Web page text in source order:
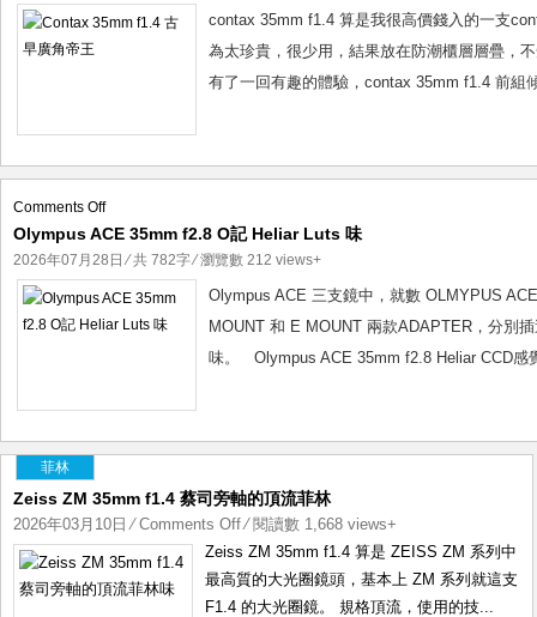
f1.4
王
contax 35mm f1.4 算是我很高價錢入的一支
為太珍貴，很少用，結果放在防潮櫃層層疊，
有了一回有趣的體驗，contax 35mm f1.4 前組
Comments Offon
Olympus
ACE
35mm
味
Olympus ACE 35mm f2.8 O記 Heliar Luts 味
2026年07月28日 ⁄ 共 782字 ⁄ 瀏覽數 212 views+
Olympus ACE 三支鏡中，就數 OLMYPUS
MOUNT 和 E MOUNT 兩款ADAPTER，分別
味。 Olympus ACE 35mm f2.8 Heliar CCD感
菲林
Zeiss ZM 35mm f1.4 蔡司旁軸的頂流菲林
2026年03月10日 ⁄Comments Offon
Zeiss
ZM
35mm
⁄ 閱讀數 1,668 views+
Zeiss ZM 35mm f1.4 算是 ZEISS ZM 系列中
最高質的大光圈鏡頭，基本上 ZM 系列就這支
F1.4 的大光圈鏡。 規格頂流，使用的技...